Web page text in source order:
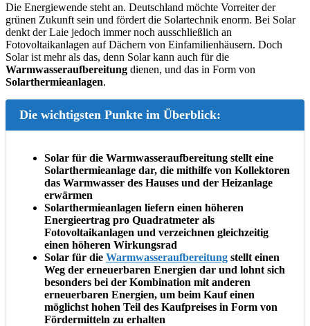
Die Energiewende steht an. Deutschland möchte Vorreiter der
grünen Zukunft sein und fördert die Solartechnik enorm. Bei Solar
denkt der Laie jedoch immer noch ausschließlich an
Fotovoltaikanlagen auf Dächern von Einfamilienhäusern. Doch
Solar ist mehr als das, denn Solar kann auch für die
Warmwasseraufbereitung dienen, und das in Form von
Solarthermieanlagen.
Die wichtigsten Punkte im Überblick:
Solar für die Warmwasseraufbereitung stellt eine
Solarthermieanlage dar, die mithilfe von Kollektoren
das Warmwasser des Hauses und der Heizanlage
erwärmen
Solarthermieanlagen liefern einen höheren
Energieertrag pro Quadratmeter als
Fotovoltaikanlagen und verzeichnen gleichzeitig
einen höheren Wirkungsrad
Solar für die Warmwasseraufbereitung stellt einen
Weg der erneuerbaren Energien dar und lohnt sich
besonders bei der Kombination mit anderen
erneuerbaren Energien, um beim Kauf einen
möglichst hohen Teil des Kaufpreises in Form von
Fördermitteln zu erhalten